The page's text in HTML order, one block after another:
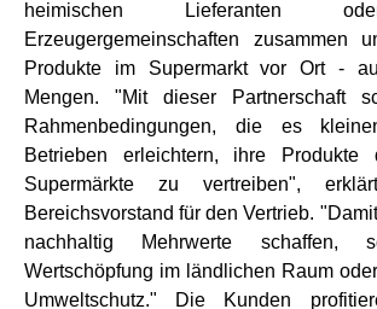
heimischen Lieferanten
Erzeugergemeinschaften zusammen
Produkte im Supermarkt vor Ort -
Mengen. "Mit dieser Partnerschaft
Rahmenbedingungen, die es
Betrieben erleichtern, ihre
Supermärkte zu vertreiben",
Bereichsvorstand für den Vertrieb.
nachhaltig Mehrwerte
Wertschöpfung im ländlichen Raum
Umweltschutz." Die Kunden